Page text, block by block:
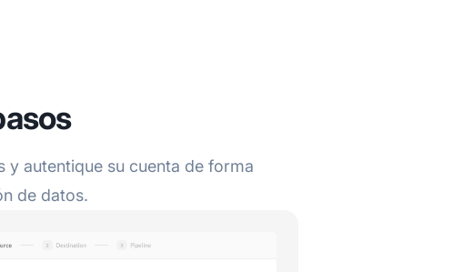
y autentique su cuenta de forma
de datos.